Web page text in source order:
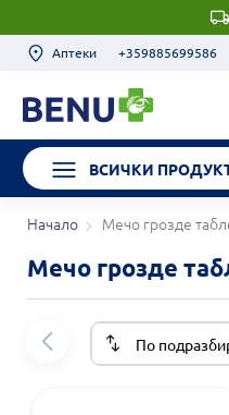
Аптеки +359885699586
ВСИЧКИ
Начало Мечо грозде
Мечо грозде